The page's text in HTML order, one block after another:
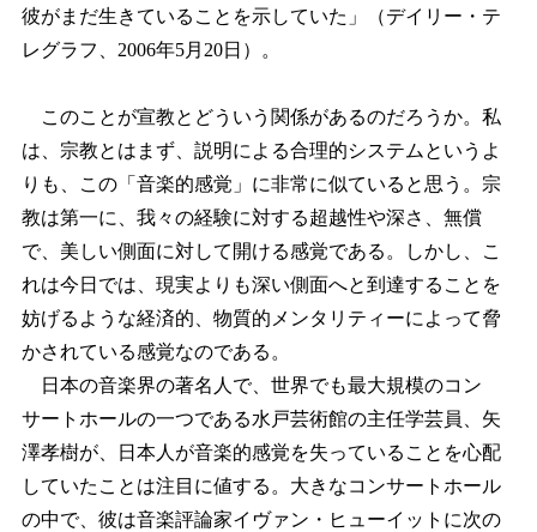
彼がまだ生きていることを示していた」（デイリー・テ
レグラフ、2006年5月20日）。
このことが宣教とどういう関係があるのだろうか。私
は、宗教とはまず、説明による合理的システムというよ
りも、この「音楽的感覚」に非常に似ていると思う。宗
教は第一に、我々の経験に対する超越性や深さ、無償
で、美しい側面に対して開ける感覚である。しかし、こ
れは今日では、現実よりも深い側面へと到達することを
妨げるような経済的、物質的メンタリティーによって脅
かされている感覚なのである。
日本の音楽界の著名人で、世界でも最大規模のコン
サートホールの一つである水戸芸術館の主任学芸員、矢
澤孝樹が、日本人が音楽的感覚を失っていることを心配
していたことは注目に値する。大きなコンサートホール
の中で、彼は音楽評論家イヴァン・ヒューイットに次の